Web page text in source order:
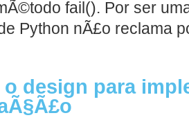
fail(). Por ser
Python nÃ£o reclama
design para